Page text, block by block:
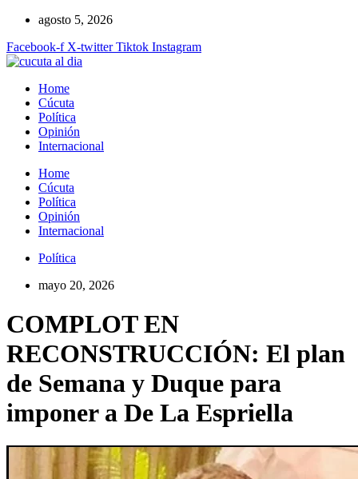
contenido
agosto 5, 2026
Facebook-f X-twitter Tiktok Instagram
Home
Cúcuta
Política
Opinión
Internacional
Home
Cúcuta
Política
Opinión
Internacional
Política
mayo 20, 2026
COMPLOT EN
RECONSTRUCCIÓN: El plan
de Semana y Duque para
imponer a De La Espriella